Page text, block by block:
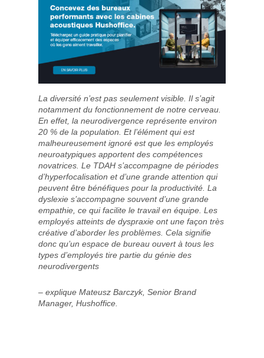
La diversité n’est pas seulement visible. Il s’agit
notamment du fonctionnement de notre cerveau.
En effet, la neurodivergence représente environ
20 % de la population. Et l’élément qui est
malheureusement ignoré est que les employés
neuroatypiques apportent des compétences
novatrices. Le TDAH s’accompagne de périodes
d’hyperfocalisation et d’une grande attention qui
peuvent être bénéfiques pour la productivité. La
dyslexie s’accompagne souvent d’une grande
empathie, ce qui facilite le travail en équipe. Les
employés atteints de dyspraxie ont une façon très
créative d’aborder les problèmes. Cela signifie
donc qu’un espace de bureau ouvert à tous les
types d’employés tire partie du génie des
neurodivergents
– explique Mateusz Barczyk, Senior Brand
Manager, Hushoffice.